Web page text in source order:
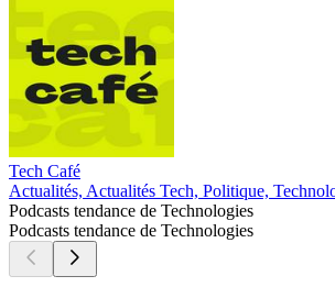
Tech Café
Actualités, Actualités Tech, Politique,
Podcasts tendance de Technologies
Podcasts tendance de Technologies